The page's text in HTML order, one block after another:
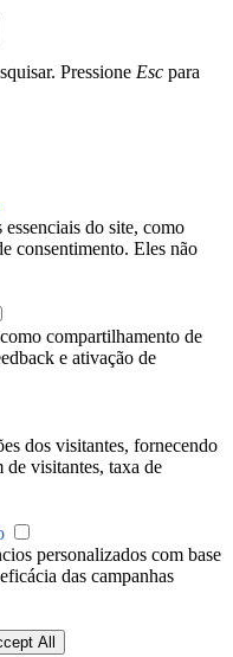
Pressione Esc para
do site, como
consentimento. Eles não
compartilhamento de
e ativação de
dos visitantes, fornecendo
de visitantes, taxa de
personalizados com base
das campanhas
All